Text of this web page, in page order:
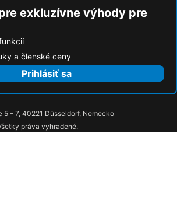
exkluzívne výhody pre
a členské ceny
Prihlásiť sa
5 – 7, 40221 Düsseldorf, Nemecko
práva vyhradené.